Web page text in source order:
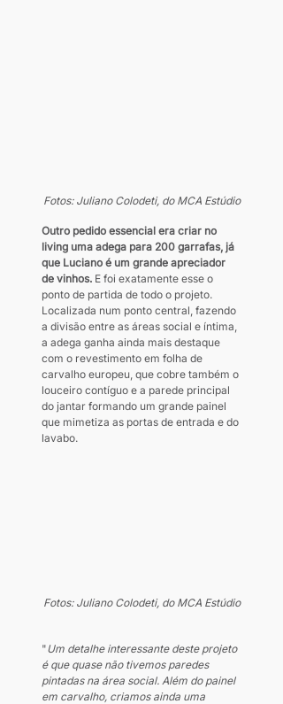
Fotos: Juliano Colodeti, do MCA Estúdio
Outro pedido essencial era criar no
living uma adega para 200 garrafas, já
que Luciano é um grande apreciador
de vinhos. E foi exatamente esse o
ponto de partida de todo o projeto.
Localizada num ponto central, fazendo
a divisão entre as áreas social e íntima,
a adega ganha ainda mais destaque
com o revestimento em folha de
carvalho europeu, que cobre também o
louceiro contíguo e a parede principal
do jantar formando um grande painel
que mimetiza as portas de entrada e do
lavabo.
Fotos: Juliano Colodeti, do MCA Estúdio
"Um detalhe interessante deste projeto
é que quase não tivemos paredes
pintadas na área social. Além do painel
em carvalho, criamos ainda uma